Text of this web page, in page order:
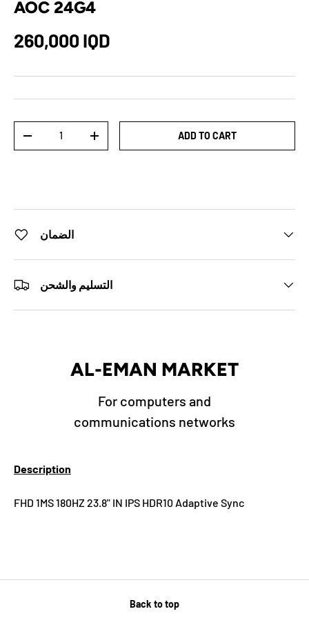
AOC 24G4
260,000 IQD
-
+ ADD TO CART
الضمان
التسليم والشحن
AL-EMAN MARKET
For computers and
communications networks
Description
FHD 1MS 180HZ 23.8" IN IPS HDR10 Adaptive Sync
Back to top